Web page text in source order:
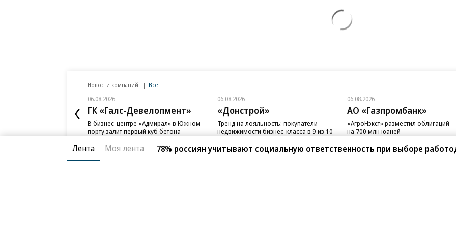
Новости компаний Все
06.08.2026
ГК «Галс-Девелопмент»
В бизнес-центре «Адмирал» в Южном
порту залит первый куб бетона
06.08.2026
«Донстрой»
Тренд на лояльность: покупатели
недвижимости бизнес-класса в 9 из 10
06.08.2026
АО «Газпромбанк»
«АгроНэкст» разместил облигаций
на 700 млн юаней
Лента Моя лента 78% россиян учитывают социальную ответственность при выборе